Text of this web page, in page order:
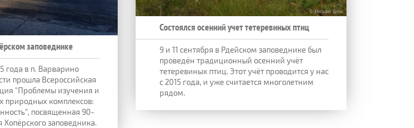
заповеднике
года в п. Варварино
прошла Всероссийская
"Проблемы изучения и
природных комплексов:
посвященная 90-
Хопёрского заповедника.
Состоялся осенний учет тетеревиных птиц
9 и 11 сентября в Рдейском заповеднике был
проведён традиционный осенний учёт
тетеревиных птиц. Этот учёт проводится у нас
с 2015 года, и уже считается многолетним
рядом.